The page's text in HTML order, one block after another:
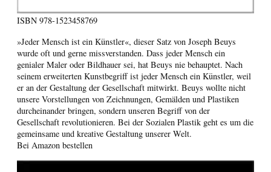
ISBN 978-1523458769
»Jeder Mensch ist ein Künstler«, dieser Satz von Joseph Beuys
wurde oft und gerne missverstanden. Dass jeder Mensch ein
genialer Maler oder Bildhauer sei, hat Beuys nie behauptet. Nach
seinem erweiterten Kunstbegriff ist jeder Mensch ein Künstler, weil
er an der Gestaltung der Gesellschaft mitwirkt. Beuys wollte nicht
unsere Vorstellungen von Zeichnungen, Gemälden und Plastiken
durcheinander bringen, sondern unseren Begriff von der
Gesellschaft revolutionieren. Bei der Sozialen Plastik geht es um die
gemeinsame und kreative Gestaltung unserer Welt.
Bei Amazon bestellen